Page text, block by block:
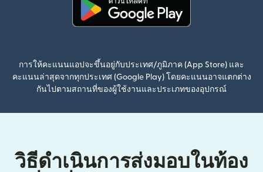
การให้คะแนนแอปจะขึ้นอยู่กับประเทศ/ภูมิภาค (App Store) และ
คะแนนล่าสุดจากทุกประเทศ (Google Play) โดยคะแนนอาจแตกต่าง
กันไปตามสถานที่ของผู้ใช้งานและประเภทของอุปกรณ์
วิธีดำเนินการส่งมอบในท้อง